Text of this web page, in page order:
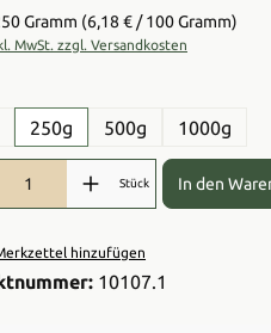
Gramm (6,18 € / 100 Gramm)
MwSt. zzgl. Versandkosten
250g 500g 1000g
Anzahl: Gib den gewünschten
Stück In den
hinzufügen
10107.1